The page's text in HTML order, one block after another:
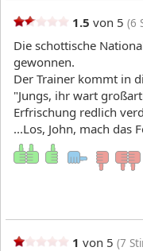
1.5 von 5 (6
Die schottische
gewonnen.
Der Trainer kommt in
"Jungs, ihr wart
Erfrischung redlich
...Los, John, mach das
1 von 5 (7